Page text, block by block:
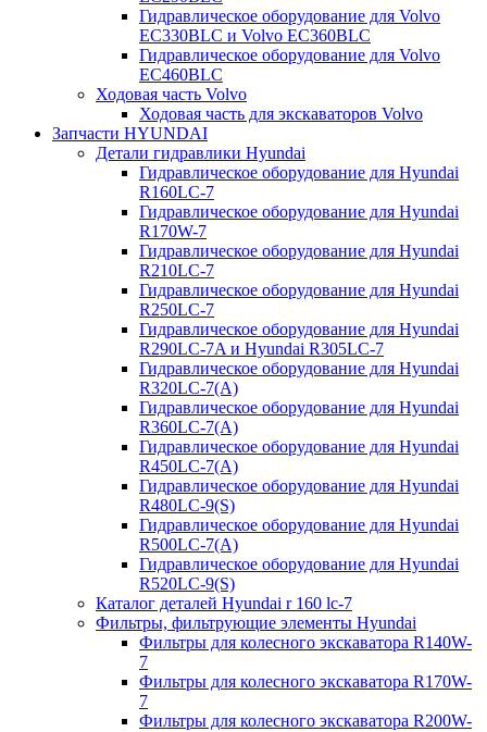
Гидравлическое оборудование для Volvo
EC330BLC и Volvo EC360BLC
Гидравлическое оборудование для Volvo
EC460BLC
Ходовая часть Volvo
Ходовая часть для экскаваторов Volvo
Запчасти HYUNDAI
Детали гидравлики Hyundai
Гидравлическое оборудование для Hyundai
R160LC-7
Гидравлическое оборудование для Hyundai
R170W-7
Гидравлическое оборудование для Hyundai
R210LC-7
Гидравлическое оборудование для Hyundai
R250LC-7
Гидравлическое оборудование для Hyundai
R290LC-7A и Hyundai R305LC-7
Гидравлическое оборудование для Hyundai
R320LC-7(A)
Гидравлическое оборудование для Hyundai
R360LC-7(A)
Гидравлическое оборудование для Hyundai
R450LC-7(A)
Гидравлическое оборудование для Hyundai
R480LC-9(S)
Гидравлическое оборудование для Hyundai
R500LC-7(A)
Гидравлическое оборудование для Hyundai
R520LC-9(S)
Каталог деталей Hyundai r 160 lc-7
Фильтры, фильтрующие элементы Hyundai
Фильтры для колесного экскаватора R140W-
7
Фильтры для колесного экскаватора R170W-
7
Фильтры для колесного экскаватора R200W-